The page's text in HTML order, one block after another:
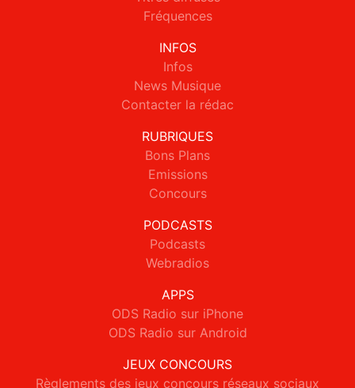
Fréquences
INFOS
Infos
News Musique
Contacter la rédac
RUBRIQUES
Bons Plans
Emissions
Concours
PODCASTS
Podcasts
Webradios
APPS
ODS Radio sur iPhone
ODS Radio sur Android
JEUX CONCOURS
Règlements des jeux concours réseaux sociaux